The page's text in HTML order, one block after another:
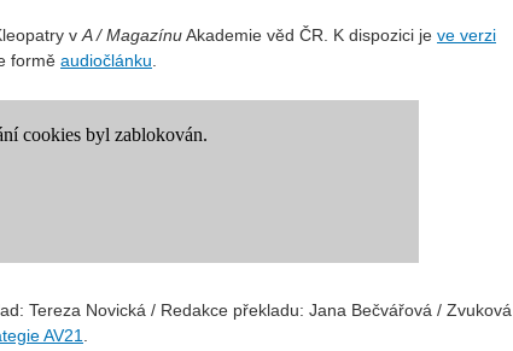
vA / MagazínuAkademie věd ČR. K dispozici je ve verzi
formě audiočlánku.
Tereza Novická / Redakce překladu: Jana Bečvářová / Zvuková
AV21⁠.